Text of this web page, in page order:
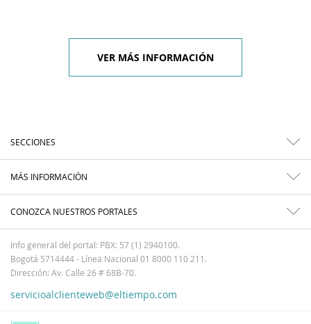
VER MÁS INFORMACIÓN
SECCIONES
MÁS INFORMACIÓN
CONOZCA NUESTROS PORTALES
Info general del portal: PBX: 57 (1) 2940100.
Bogotá 5714444 - Línea Nacional 01 8000 110 211.
Dirección: Av. Calle 26 # 68B-70.
servicioalclienteweb@eltiempo.com